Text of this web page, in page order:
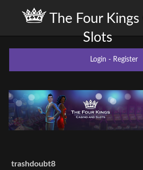
The Four
Slots
Login - Register
trashdoubt8